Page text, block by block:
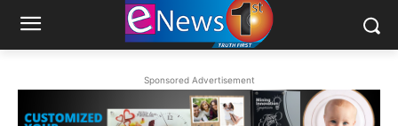
Sponsored Advertisement